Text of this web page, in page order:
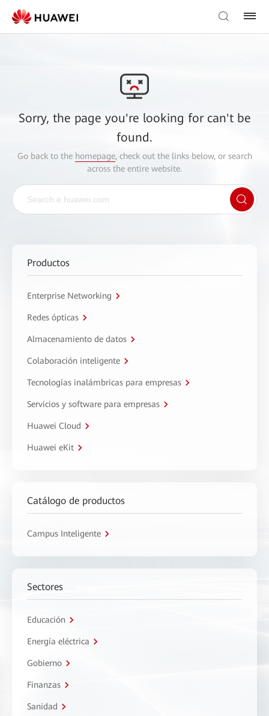
Sorry, the page you're looking for can't be
found.
Go back to the homepage, check out the links below, or search
across the entire website.
Productos
Enterprise Networking
Redes ópticas
Almacenamiento de datos
Colaboración inteligente
Tecnologías inalámbricas para empresas
Servicios y software para empresas
Huawei Cloud
Huawei eKit
Catálogo de productos
Campus Inteligente
Sectores
Educación
Energía eléctrica
Gobierno
Finanzas
Sanidad